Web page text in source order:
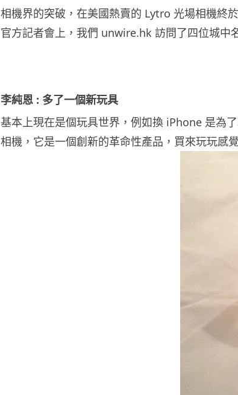
相機界的突破，在美國熱賣的 Lytro 光場相機終
官方記者會上，我們 unwire.hk 訪問了四位城中
李純恩 : 多了一個新玩具
基本上現在是個玩具世界，例如換 iPhone 是為
相機，它是一個創新的革命性產品，買來玩玩感